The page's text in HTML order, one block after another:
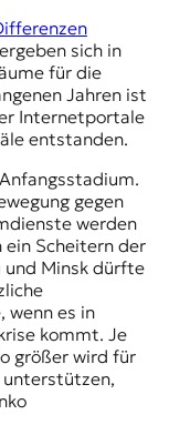
sich in
für die
Jahren ist
Internetportale
entstanden.
gegen
werden
ein Scheitern der
und Minsk dürfte
wenn es in
kommt. Je
größer wird für
unterstützen,